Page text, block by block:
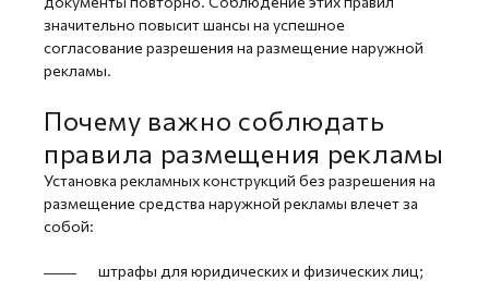
значительно повысит шансы на успешное
согласование разрешения на размещение наружной
рекламы.
Почему важно соблюдать
правила размещения рекламы
Установка рекламных конструкций без разрешения на
размещение средства наружной рекламы влечет за
собой:
штрафы для юридических и физических лиц;